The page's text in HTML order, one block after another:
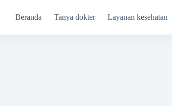
Beranda Tanya dokter Layanan kesehatan